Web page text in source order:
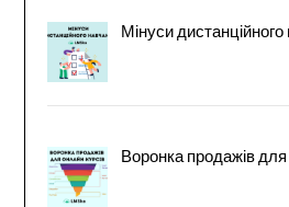
Мінуси дистанційного
Воронка продажів